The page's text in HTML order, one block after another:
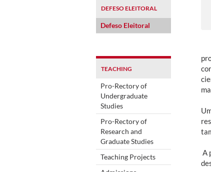
DEFESO ELEITORAL
Defeso Eleitoral
TEACHING
Pro-Rectory of
Undergraduate
Studies
Pro-Rectory of
Research and
Graduate Studies
Teaching Projects
A